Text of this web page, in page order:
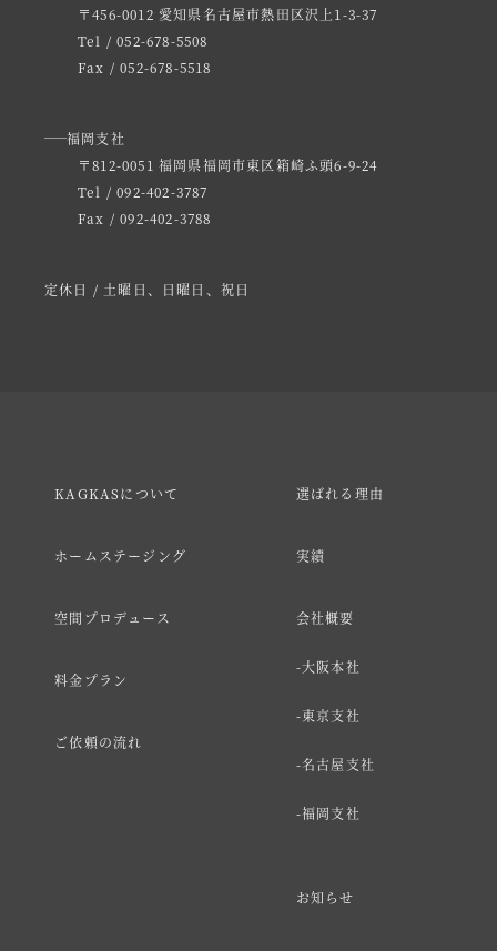
〒456-0012 愛知県名古屋市熱田区沢上1-3-37
Tel / 052-678-5508
Fax / 052-678-5518
福岡支社
〒812-0051 福岡県福岡市東区箱崎ふ頭6-9-24
Tel / 092-402-3787
Fax / 092-402-3788
定休日 / 土曜日、日曜日、祝日
KAGKASについて
ホームステージング
空間プロデュース
料金プラン
ご依頼の流れ
選ばれる理由
実績
会社概要
大阪本社
東京支社
名古屋支社
福岡支社
お知らせ